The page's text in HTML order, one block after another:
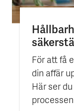
För att få
din affär
Här ser